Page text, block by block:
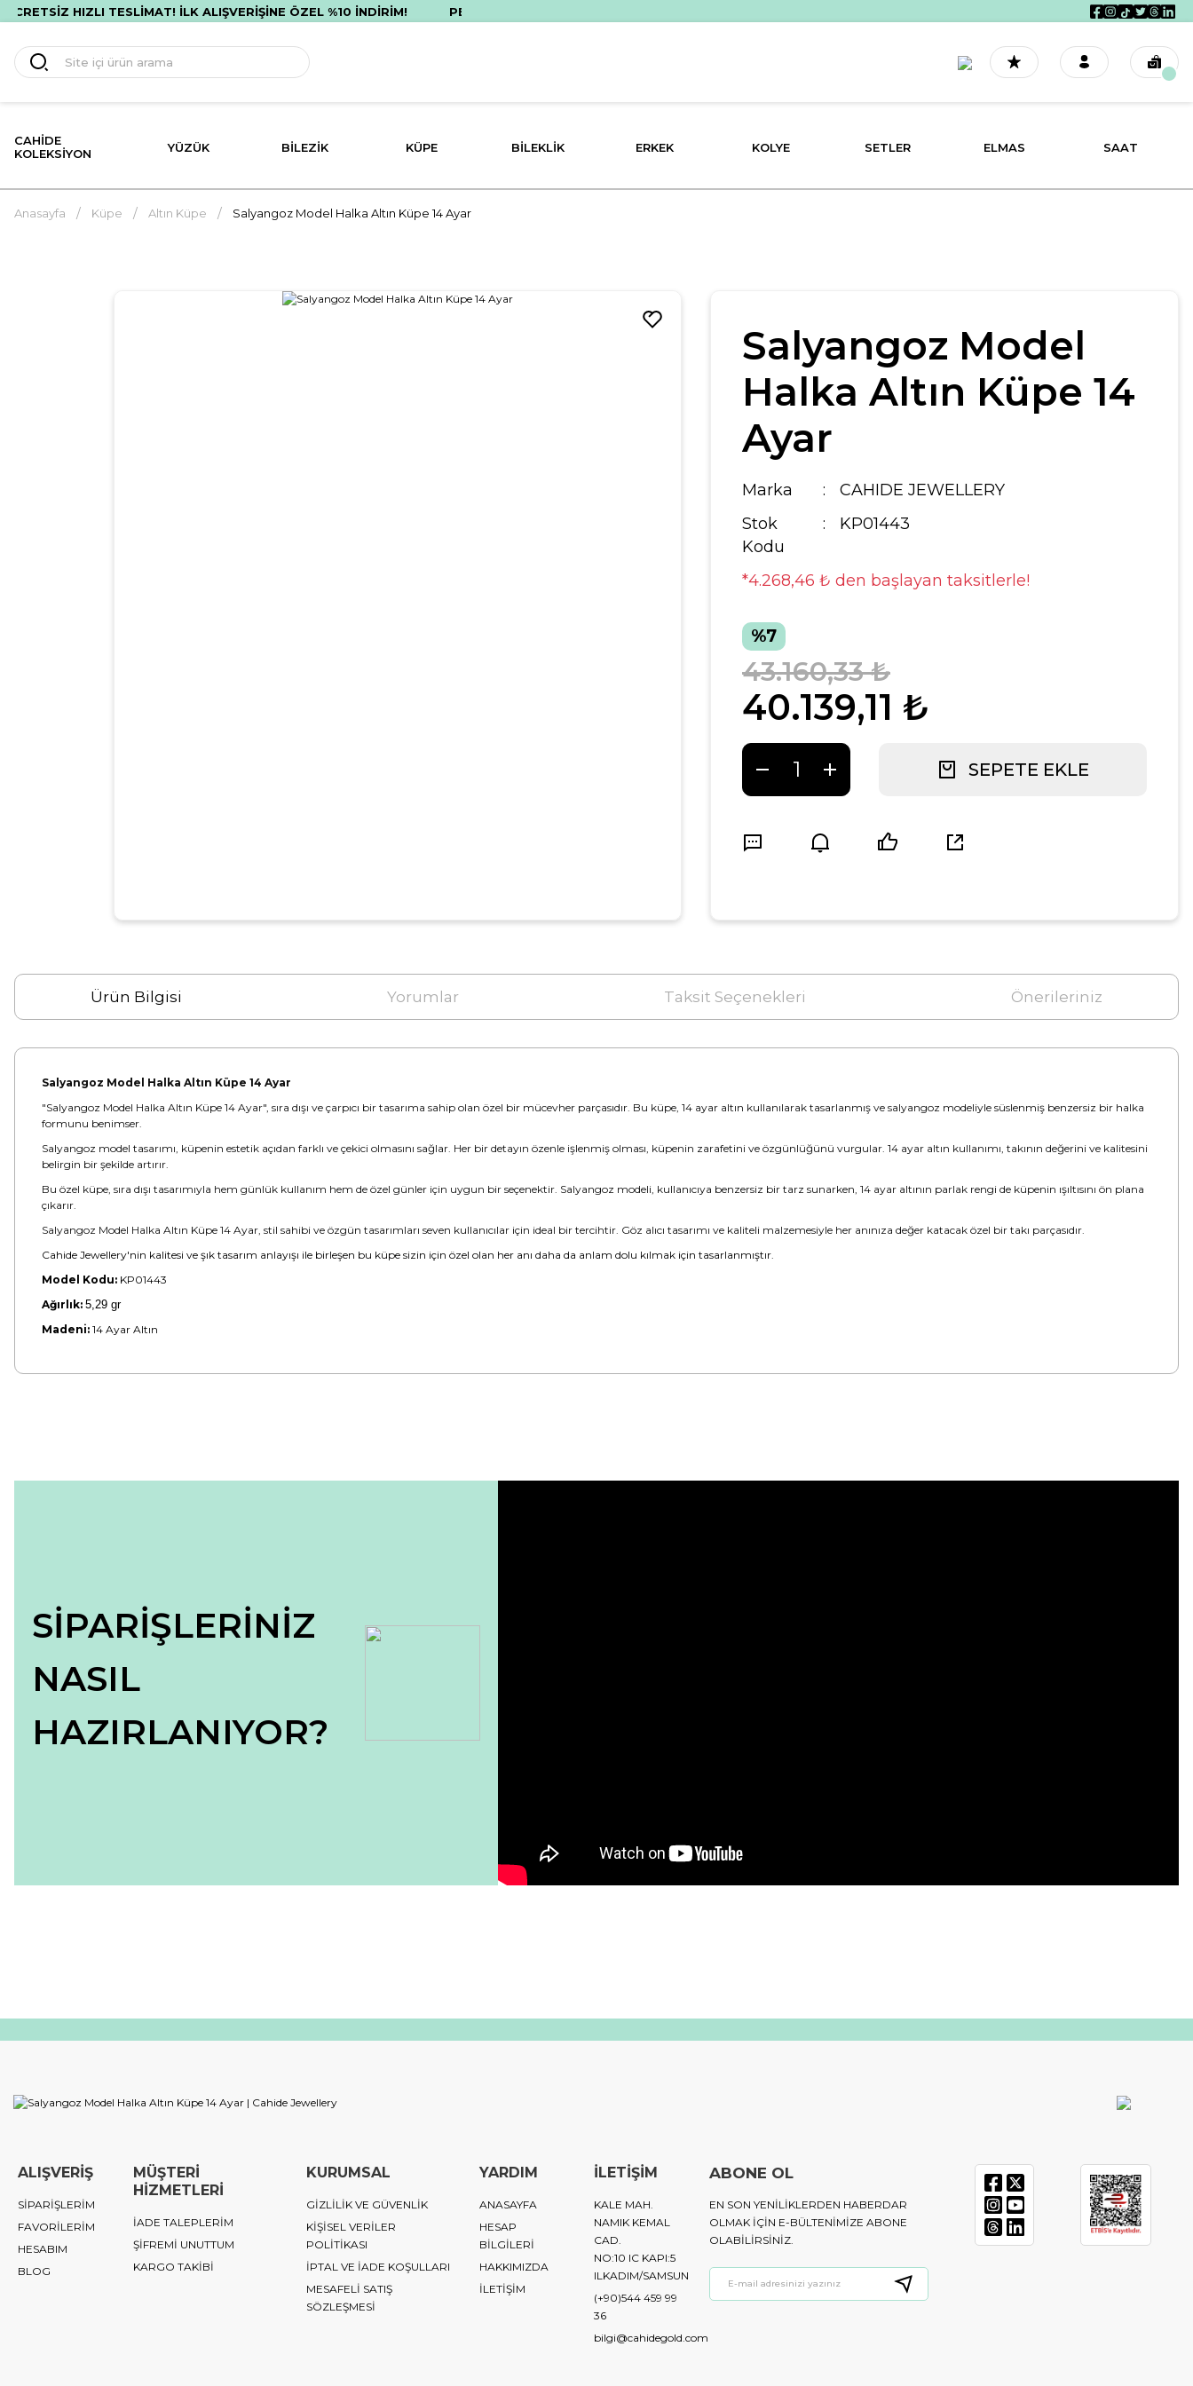
HIZLI TESLİMAT! İLK ALIŞVERİŞİNE ÖZEL %10 İNDİRİM! PEŞİN FİYATINA 3 TAKSİT İMKANI!
CAHIDE
KOLEKSIYON
YÜZÜK BILEZIK KÜPE BILEKLIK ERKEK KOLYE SETLER ELMAS SAAT
Anasayfa Küpe Altın Küpe Salyangoz Model Halka Altın Küpe 14 Ayar
Salyangoz Model
Halka Altın Küpe 14
Ayar
Marka
CAHIDE JEWELLERY
Stok
Kodu
KP01443
*4.268,46 ₺ den başlayan taksitlerle!
%7
40.139,11 ₺
43.160,33 ₺
SEPETE EKLE
Ürün Bilgisi Yorumlar Taksit Seçenekleri Önerileriniz
Salyangoz Model Halka Altın Küpe 14 Ayar
"Salyangoz Model Halka Altın Küpe 14 Ayar", sıra dışı ve çarpıcı bir tasarıma sahip olan özel bir mücevher parçasıdır. Bu küpe, 14 ayar altın kullanılarak tasarlanmış ve salyangoz modeliyle süslenmiş benzersiz bir halka
formunu benimser.
Salyangoz model tasarımı, küpenin estetik açıdan farklı ve çekici olmasını sağlar. Her bir detayın özenle işlenmiş olması, küpenin zarafetini ve özgünlüğünü vurgular. 14 ayar altın kullanımı, takının değerini ve kalitesini
belirgin bir şekilde artırır.
Bu özel küpe, sıra dışı tasarımıyla hem günlük kullanım hem de özel günler için uygun bir seçenektir. Salyangoz modeli, kullanıcıya benzersiz bir tarz sunarken, 14 ayar altının parlak rengi de küpenin ışıltısını ön plana
çıkarır.
Salyangoz Model Halka Altın Küpe 14 Ayar, stil sahibi ve özgün tasarımları seven kullanıcılar için ideal bir tercihtir. Göz alıcı tasarımı ve kaliteli malzemesiyle her anınıza değer katacak özel bir takı parçasıdır.
Cahide Jewellery'nin kalitesi ve şık tasarım anlayışı ile birleşen bu küpe sizin için özel olan her anı daha da anlam dolu kılmak için tasarlanmıştır.
Model Kodu: KP01443
Ağırlık: 5,29 gr
Madeni: 14 Ayar Altın
SİPARİŞLERİNİZ
NASIL
HAZIRLANIYOR?
ALIŞVERİŞ
SİPARİŞLERİM
FAVORİLERİM
HESABIM
BLOG
MÜŞTERİ
HİZMETLERİ
İADE TALEPLERİM
ŞİFREMİ UNUTTUM
KARGO TAKİBİ
KURUMSAL
GİZLİLİK VE GÜVENLİK
KİŞİSEL VERİLER
POLİTİKASI
İPTAL VE İADE KOŞULLARI
MESAFELİ SATIŞ
SÖZLEŞMESİ
YARDIM
ANASAYFA
HESAP
BİLGİLERİ
HAKKIMIZDA
İLETİŞİM
İLETİŞİM
KALE MAH.
NAMIK KEMAL
CAD.
NO:10 IC KAPI:5
ILKADIM/SAMSUN
(+90)544 459 99
36
bilgi@cahidegold.com
ABONE OL
EN SON YENILIKLERDEN HABERDAR
OLMAK IÇIN E-BÜLTENIMIZE ABONE
OLABILIRSINIZ.